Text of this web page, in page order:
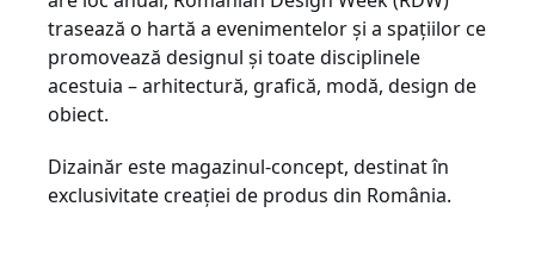
trasează o hartă a evenimentelor și a spațiilor ce
promovează designul și toate disciplinele
acestuia – arhitectură, grafică, modă, design de
obiect.
Dizainăr este magazinul-concept, destinat în
exclusivitate creației de produs din România.